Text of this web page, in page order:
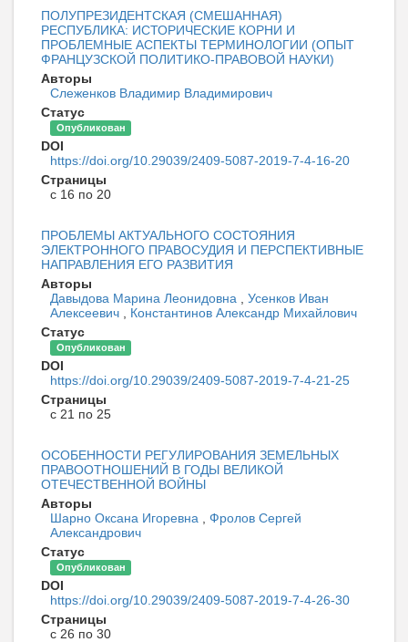
ПОЛУПРЕЗИДЕНТСКАЯ (СМЕШАННАЯ)
РЕСПУБЛИКА: ИСТОРИЧЕСКИЕ КОРНИ И
ПРОБЛЕМНЫЕ АСПЕКТЫ ТЕРМИНОЛОГИИ (ОПЫТ
ФРАНЦУЗСКОЙ ПОЛИТИКО-ПРАВОВОЙ НАУКИ)
Авторы
Слеженков Владимир Владимирович
Статус
Опубликован
DOI
https://doi.org/10.29039/2409-5087-2019-7-4-16-20
Страницы
с 16 по 20
ПРОБЛЕМЫ АКТУАЛЬНОГО СОСТОЯНИЯ
ЭЛЕКТРОННОГО ПРАВОСУДИЯ И ПЕРСПЕКТИВНЫЕ
НАПРАВЛЕНИЯ ЕГО РАЗВИТИЯ
Авторы
Давыдова Марина Леонидовна
Усенков Иван
Алексеевич
Константинов Александр Михайлович
Статус
Опубликован
DOI
https://doi.org/10.29039/2409-5087-2019-7-4-21-25
Страницы
с 21 по 25
ОСОБЕННОСТИ РЕГУЛИРОВАНИЯ ЗЕМЕЛЬНЫХ
ПРАВООТНОШЕНИЙ В ГОДЫ ВЕЛИКОЙ
ОТЕЧЕСТВЕННОЙ ВОЙНЫ
Авторы
Шарно Оксана Игоревна
Фролов Сергей
Александрович
Статус
Опубликован
DOI
https://doi.org/10.29039/2409-5087-2019-7-4-26-30
Страницы
с 26 по 30